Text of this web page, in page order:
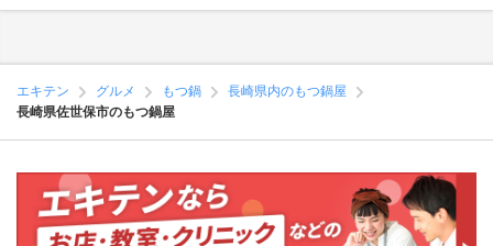
エキテン グルメ もつ鍋
長崎県内のもつ鍋屋
長崎県佐世保市のもつ鍋屋